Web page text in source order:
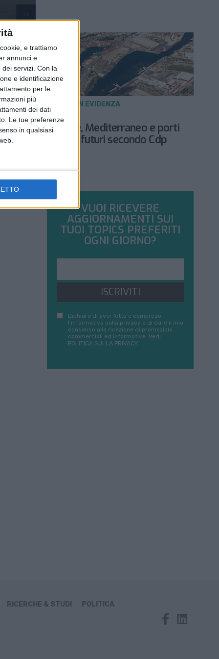
e trattiamo
annunci e
servizi. Con la
e identificazione
per le
più
dei dati
Le tue preferenze
in qualsiasi
Mediterraneo e porti
gli scenari futuri secondo Cdp
E INTERVISTE IN EVIDENZA
APRILE 2023
VUOI RICEVERE
AGGIORNAMENTI SUI
TUOI TOPICS PREFERITI
OGNI GIORNO?
ISCRIVITI
Dichiaro di aver letto e compreso
l'informativa sulla privacy e di dare il mio
consenso alla ricezione di promozioni
commerciali ed informative. Vedi
POLITICA SULLA PRIVACY.
RICERCHE & STUDI POLITICA